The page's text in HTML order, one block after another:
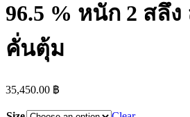
96.5 % หนัก 2 สลึ
คั่นตุ้ม
35,450.00 ฿